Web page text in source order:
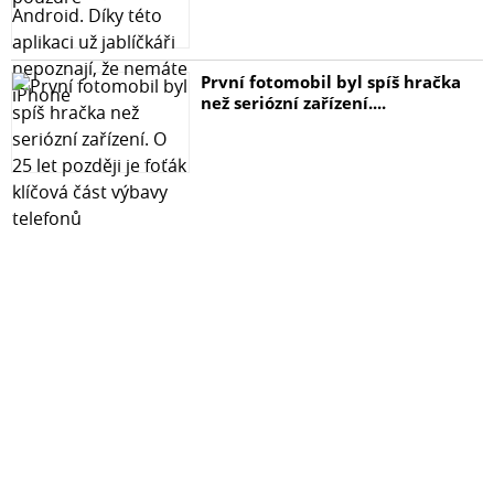
leteckého kufríka, vďaka čomu už bezpečnosť prepravy
nie je problémom.
Obsah balenia
19° šošovka pre projekčný nástavec s bajonetom
Bowens x 1
Bowens Mount projekčný nástavec bez objektívu x 1
Silikónový ochranný kryt x 1
GOBO vo veľkosti B x 4
První fotomobil byl spíš hračka
než seriózní zařízení....